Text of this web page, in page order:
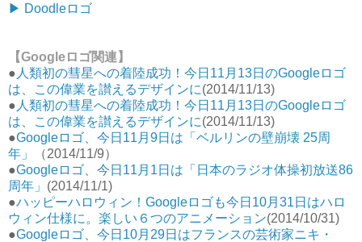
▶︎ Doodleロゴ
【Googleロゴ関連】
● 人類初の彗星への着陸成功！今日11月13日のGoogleロゴ
は、この偉業を讃えるデザインに(2014/11/13)
● 人類初の彗星への着陸成功！今日11月13日のGoogleロゴ
は、この偉業を讃えるデザインに(2014/11/13)
●Googleロゴ、今日11月9日は「ベルリンの壁崩壊 25周
年」
（2014/11/9）
●Googleロゴ、今日11月1日は「日本のラジオ体操初放送86
周年」 (2014/11/1)
●ハッピーハロウィン！Googleロゴも今日10月31日はハロ
ウィン仕様に。楽しい６つのアニメーション(2014/10/31)
●Googleロゴ、今日10月29日はフランスの芸術家ニキ・